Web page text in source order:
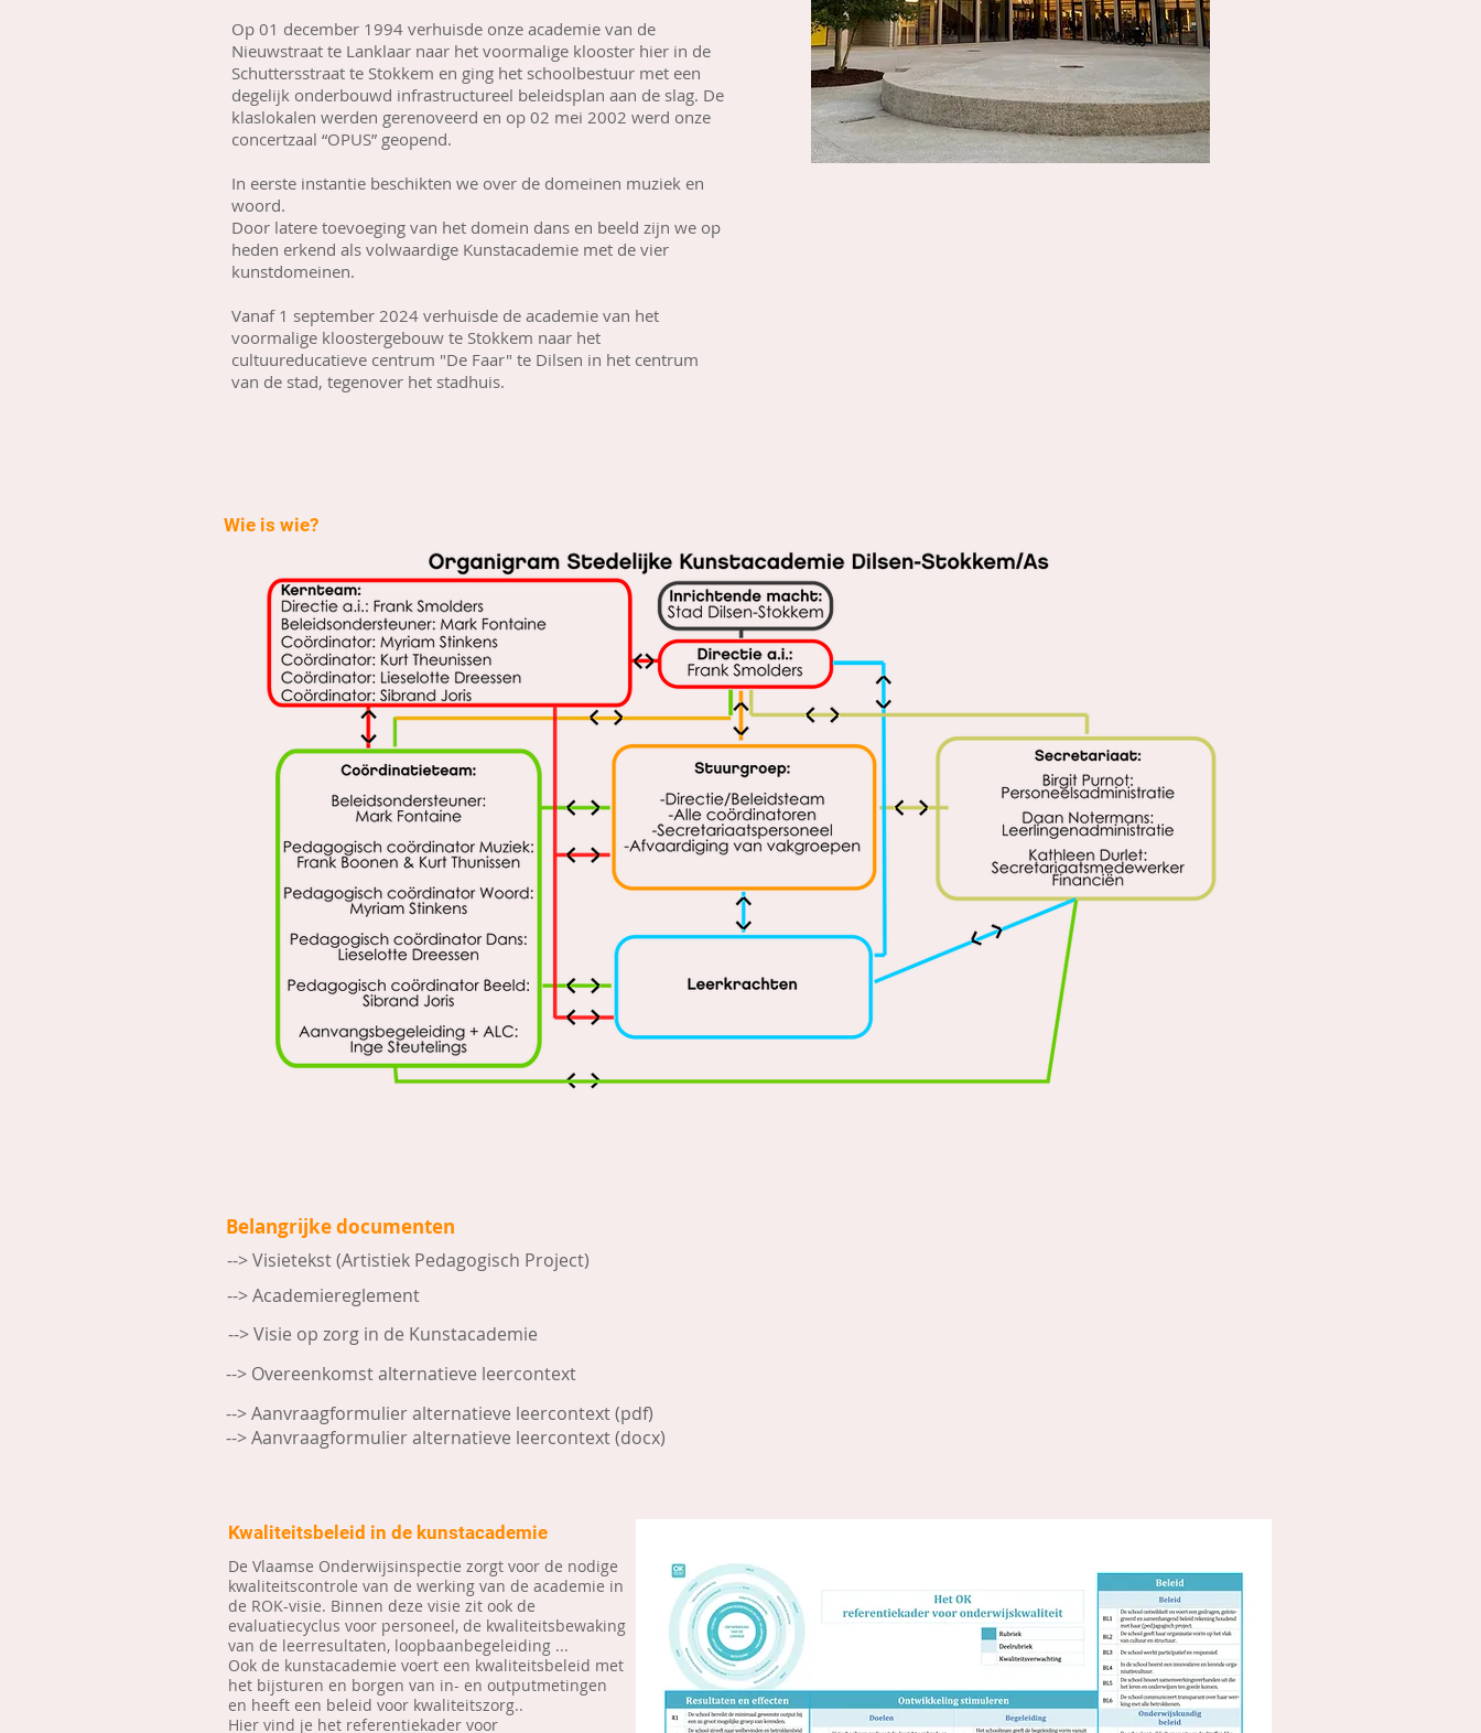
Op 01 december 1994 verhuisde onze academie van de
Nieuwstraat te Lanklaar naar het voormalige klooster hier in de
Schuttersstraat te Stokkem en ging het schoolbestuur met een
degelijk onderbouwd infrastructureel beleidsplan aan de slag. De
klaslokalen werden gerenoveerd en op 02 mei 2002 werd onze
concertzaal “OPUS” geopend.
In eerste instantie beschikten we over de domeinen muziek en
woord.
Door latere toevoeging van het domein dans en beeld zijn we op
heden erkend als volwaardige Kunstacademie met de vier
kunstdomeinen.
Vanaf 1 september 2024 verhuisde de academie van het
voormalige kloostergebouw te Stokkem naar het
cultuureducatieve centrum "De Faar" te Dilsen in het centrum
van de stad, tegenover het stadhuis.
Wie is wie?
Belangrijke documenten
--> Academiereglement
--> Visietekst (Artistiek Pedagogisch Project)
--> Visie op zorg in de Kunstacademie
--> Overeenkomst alternatieve leercontext
--> Aanvraagformulier alternatieve leercontext(pdf)
--> Aanvraagformulier alternatieve leercontext (docx)
Kwaliteitsbeleid in de kunstacademie
De Vlaamse Onderwijsinspectie zorgt voor de nodige
kwaliteitscontrole van de werking van de academie in
de ROK-visie. Binnen deze visie zit ook de
evaluatiecyclus voor personeel, de kwaliteitsbewaking
van de leerresultaten, loopbaanbegeleiding ...
Ook de kunstacademie voert een kwaliteitsbeleid met
het bijsturen en borgen van in- en outputmetingen
en heeft een beleid voor kwaliteitszorg..
Hier vind je het referentiekader voor